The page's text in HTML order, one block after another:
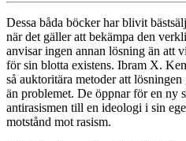
Dessa båda böcker har blivit
när det gäller att bekämpa den
anvisar ingen annan lösning än att
för sin blotta existens. Ibram X.
så auktoritära metoder att
än problemet. De öppnar för en ny
antirasismen till en ideologi i sin
motstånd mot rasism.